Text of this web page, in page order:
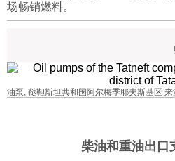
经济
科技
场畅销燃料。
油泵, 鞑靼斯坦共和国阿尔梅季耶夫斯基区
柴油和重油出口